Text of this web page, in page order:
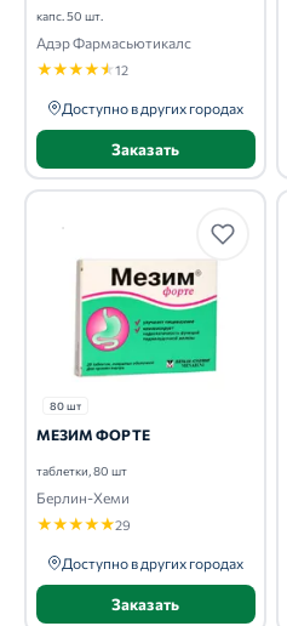
капс. 50 шт.
Адэр Фармасьютикалс
★★★★★12
Доступно в других городах
Заказать
80 шт
МЕЗИМ ФОРТЕ
таблетки, 80 шт
Берлин-Хеми
★★★★★29
Доступно в других городах
Заказать